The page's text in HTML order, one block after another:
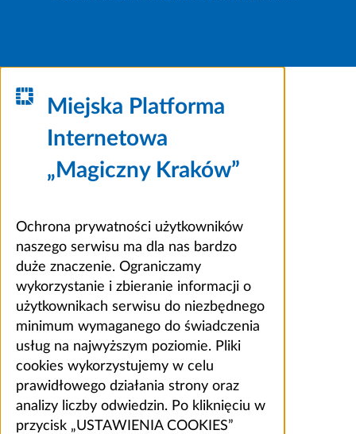
Miejska Platforma
Internetowa
„Magiczny Kraków”
Ochrona prywatności użytkowników
naszego serwisu ma dla nas bardzo
duże znaczenie. Ograniczamy
wykorzystanie i zbieranie informacji o
użytkownikach serwisu do niezbędnego
minimum wymaganego do świadczenia
usług na najwyższym poziomie. Pliki
cookies wykorzystujemy w celu
prawidłowego działania strony oraz
analizy liczby odwiedzin. Po kliknięciu w
przycisk „USTAWIENIA COOKIES”